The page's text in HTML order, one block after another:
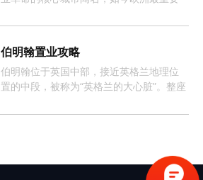
伯明翰置业攻略
伯明翰位于英国中部，接近英格兰地理位
置的中段，被称为“英格兰的大心脏”。整座
伯明翰的租房市场长期呈现供不应求的情